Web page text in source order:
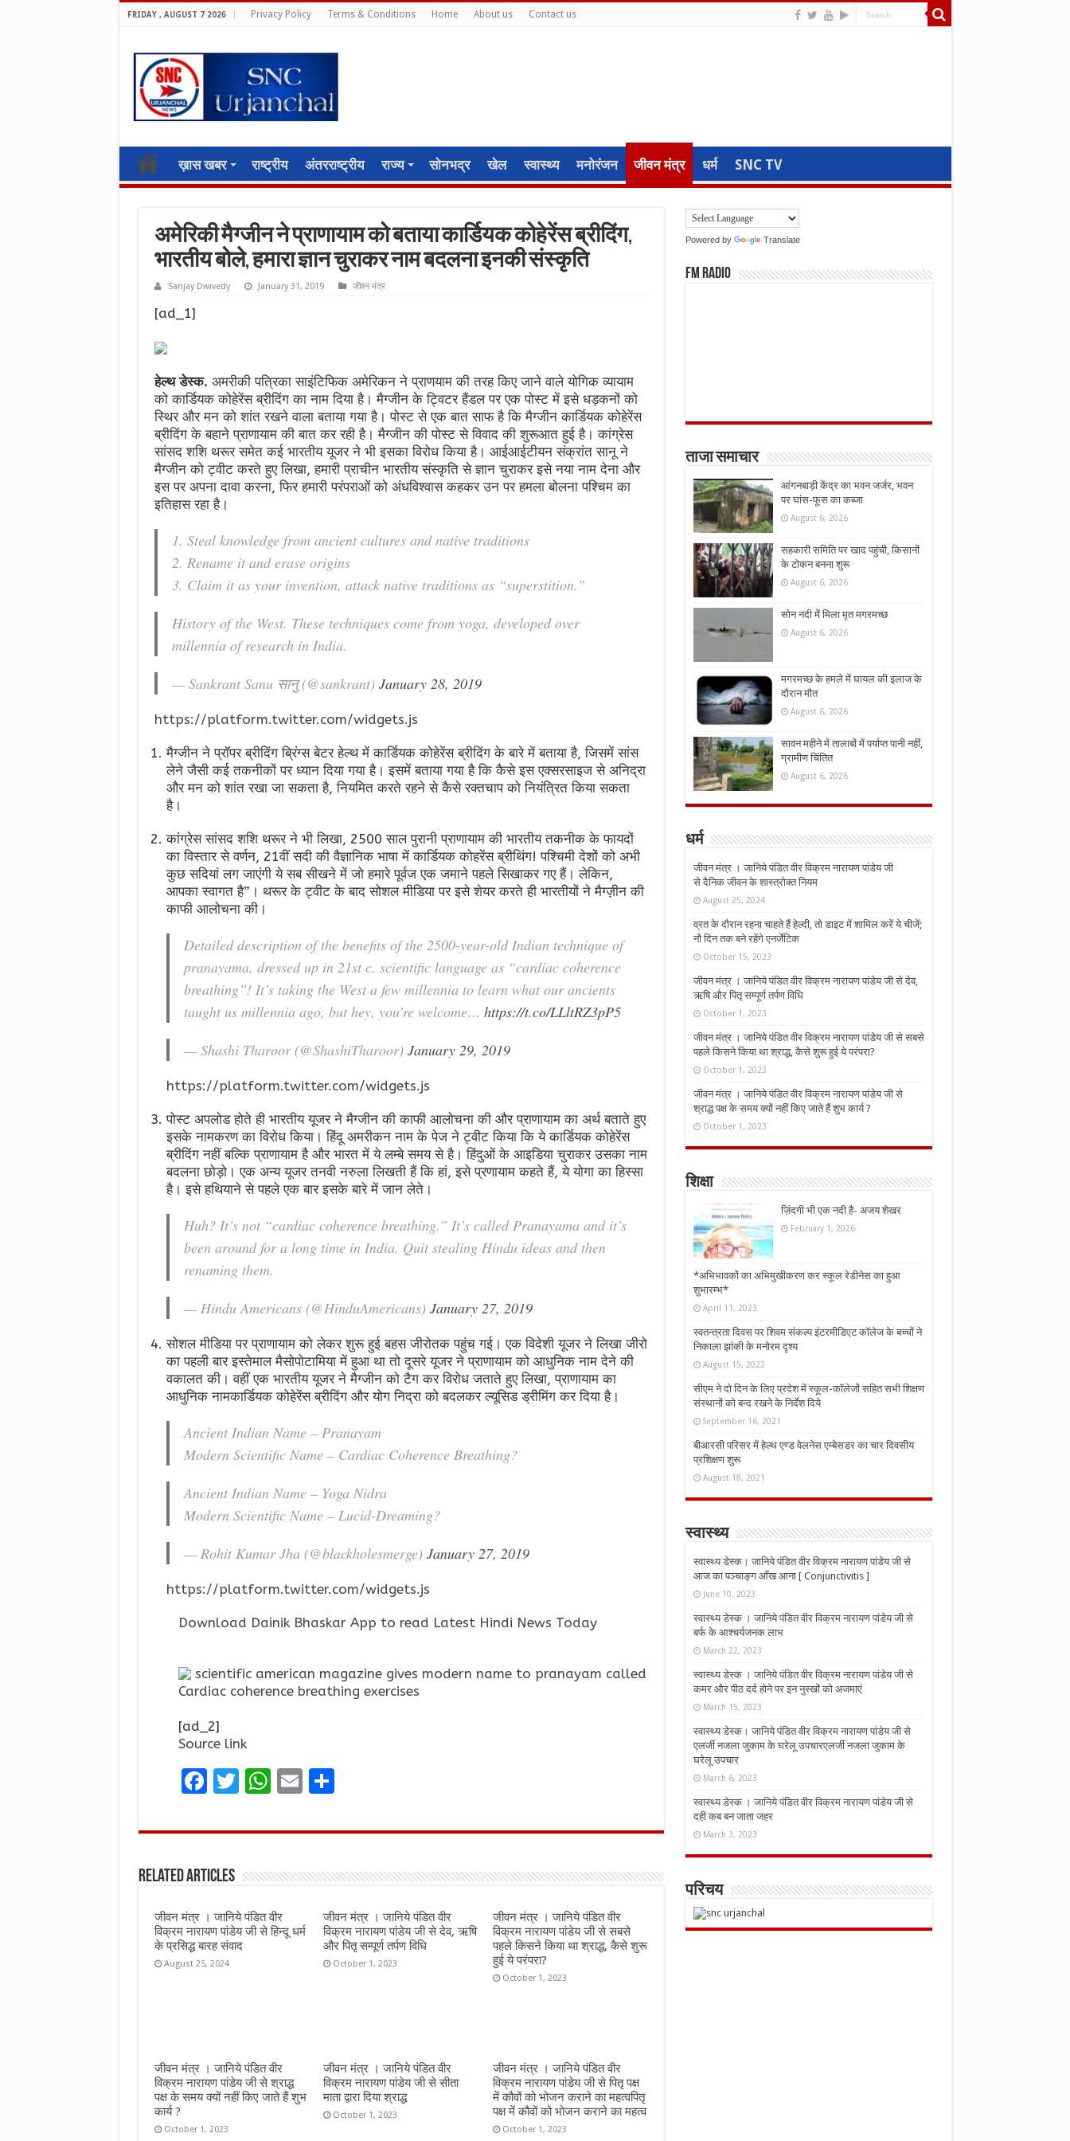
FRIDAY , AUGUST 7 2026 Privacy Policy Terms & Conditions Home About us Contact us
ख़ास खबर राष्ट्रीय अंतरराष्ट्रीय राज्य सोनभद्र खेल स्वास्थ्य मनोरंजन जीवन मंत्र धर्म SNC TV
अमेरिकी मैग्जीन ने प्राणायाम को बताया कार्डियक कोहेरेंस ब्रीदिंग,
भारतीय बोले, हमारा ज्ञान चुराकर नाम बदलना इनकी संस्कृति
Sanjay Dwivedy January 31, 2019 जीवन मंत्र
[ad_1]
हेल्थ डेस्क. अमरीकी पत्रिका साइंटिफिक अमेरिकन ने प्राणयाम की तरह किए जाने वाले योगिक व्यायाम
को कार्डियक कोहेरेंस ब्रीदिंग का नाम दिया है। मैग्जीन के ट्विटर हैंडल पर एक पोस्ट में इसे धड़कनों को
स्थिर और मन को शांत रखने वाला बताया गया है। पोस्ट से एक बात साफ है कि मैग्जीन कार्डियक कोहेरेंस
ब्रीदिंग के बहाने प्राणायाम की बात कर रही है। मैग्जीन की पोस्ट से विवाद की शुरूआत हुई है। कांग्रेस
सांसद शशि थरूर समेत कई भारतीय यूजर ने भी इसका विरोध किया है। आईआईटीयन संक्रांत सानू ने
मैग्जीन को ट्वीट करते हुए लिखा, हमारी प्राचीन भारतीय संस्कृति से ज्ञान चुराकर इसे नया नाम देना और
इस पर अपना दावा करना, फिर हमारी परंपराओं को अंधविश्वास कहकर उन पर हमला बोलना पश्चिम का
इतिहास रहा है।
1. Steal knowledge from ancient cultures and native traditions
2. Rename it and erase origins
3. Claim it as your invention, attack native traditions as “superstition.”
History of the West. These techniques come from yoga, developed over
millennia of research in India.
— Sankrant Sanu सानु (@sankrant) January 28, 2019
https://platform.twitter.com/widgets.js
मैग्जीन ने प्रॉपर ब्रीदिंग ब्रिंग्स बेटर हेल्थ में कार्डियक कोहेरेंस ब्रीदिंग के बारे में बताया है, जिसमें सांस
लेने जैसी कई तकनीकों पर ध्यान दिया गया है। इसमें बताया गया है कि कैसे इस एक्सरसाइज से अनिद्रा
और मन को शांत रखा जा सकता है, नियमित करते रहने से कैसे रक्तचाप को नियंत्रित किया सकता
है।
कांग्रेस सांसद शशि थरूर ने भी लिखा, 2500 साल पुरानी प्राणायाम की भारतीय तकनीक के फायदों
का विस्तार से वर्णन, 21वीं सदी की वैज्ञानिक भाषा में कार्डियक कोहरेंस ब्रीथिंग! पश्चिमी देशों को अभी
कुछ सदियां लग जाएंगी ये सब सीखने में जो हमारे पूर्वज एक जमाने पहले सिखाकर गए हैं। लेकिन,
आपका स्वागत है”। थरूर के ट्वीट के बाद सोशल मीडिया पर इसे शेयर करते ही भारतीयों ने मैग्ज़ीन की
काफी आलोचना की।
Detailed description of the benefits of the 2500-year-old Indian technique of
pranayama, dressed up in 21st c. scientific language as “cardiac coherence
breathing”! It’s taking the West a few millennia to learn what our ancients
taught us millennia ago, but hey, you’re welcome… https://t.co/LLltRZ3pP5
— Shashi Tharoor (@ShashiTharoor) January 29, 2019
https://platform.twitter.com/widgets.js
पोस्ट अपलोड होते ही भारतीय यूजर ने मैग्जीन की काफी आलोचना की और प्राणायाम का अर्थ बताते हुए
इसके नामकरण का विरोध किया। हिंदू अमरीकन नाम के पेज ने ट्वीट किया कि ये कार्डियक कोहेरेंस
ब्रीदिंग नहीं बल्कि प्राणायाम है और भारत में ये लम्बे समय से है। हिंदुओं के आइडिया चुराकर उसका नाम
बदलना छोड़ो। एक अन्य यूजर तनवी नरुला लिखती हैं कि हां, इसे प्रणायाम कहते हैं, ये योगा का हिस्सा
है। इसे हथियाने से पहले एक बार इसके बारे में जान लेते।
Huh? It’s not “cardiac coherence breathing.” It’s called Pranayama and it’s
been around for a long time in India. Quit stealing Hindu ideas and then
renaming them.
— Hindu Americans (@HinduAmericans) January 27, 2019
सोशल मीडिया पर प्राणायाम को लेकर शुरू हुई बहस जीरोतक पहुंच गई। एक विदेशी यूजर ने लिखा जीरो
का पहली बार इस्तेमाल मैसोपोटामिया में हुआ था तो दूसरे यूजर ने प्राणायाम को आधुनिक नाम देने की
वकालत की। वहीं एक भारतीय यूजर ने मैग्जीन को टैग कर विरोध जताते हुए लिखा, प्राणायाम का
आधुनिक नामकार्डियक कोहेरेंस ब्रीदिंग और योग निद्रा को बदलकर ल्यूसिड ड्रीमिंग कर दिया है।
Ancient Indian Name – Pranayam
Modern Scientific Name – Cardiac Coherence Breathing?
Ancient Indian Name – Yoga Nidra
Modern Scientific Name – Lucid-Dreaming?
— Rohit Kumar Jha (@blackholesmerge) January 27, 2019
https://platform.twitter.com/widgets.js
Download Dainik Bhaskar App to read Latest Hindi News Today
scientific american magazine gives modern name to pranayam called
Cardiac coherence breathing exercises
[ad_2]
Source link
F
ce
o
o
k
T
it
r
W
at
A
p
p
E
ai
S
ar
Related Articles
जीवन मंत्र । जानिये पंडित वीर
विक्रम नारायण पांडेय जी से हिन्दू धर्म
के प्रसिद्ध बारह संवाद
August 25, 2024
जीवन मंत्र । जानिये पंडित वीर
विक्रम नारायण पांडेय जी से देव, ऋषि
और पितृ सम्पूर्ण तर्पण विधि
October 1, 2023
जीवन मंत्र । जानिये पंडित वीर
विक्रम नारायण पांडेय जी से सबसे
पहले किसने किया था श्राद्ध, कैसे शुरू
हुई ये परंपरा?
October 1, 2023
जीवन मंत्र । जानिये पंडित वीर
विक्रम नारायण पांडेय जी से श्राद्ध
पक्ष के समय क्यों नहीं किए जाते हैं शुभ
कार्य ?
October 1, 2023
जीवन मंत्र । जानिये पंडित वीर
विक्रम नारायण पांडेय जी से सीता
माता द्वारा दिया श्राद्ध
October 1, 2023
जीवन मंत्र । जानिये पंडित वीर
विक्रम नारायण पांडेय जी से पितृ पक्ष
में कौवों को भोजन कराने का महत्वपितृ
पक्ष में कौवों को भोजन कराने का महत्व
October 1, 2023
Powered by Translate
FM Radio
ताजा समाचार
आंगनबाड़ी केंद्र का भवन जर्जर, भवन
पर घांस-फूस का कब्जा
August 6, 2026
सहकारी समिति पर खाद पहुंची, किसानों
के टोकन बनना शुरू
August 6, 2026
सोन नदी में मिला मृत मगरमच्छ
August 6, 2026
मगरमच्छ के हमले में घायल की इलाज के
दौरान मौत
August 6, 2026
सावन महीने में तालाबों में पर्याप्त पानी नहीं,
ग्रामीण चिंतित
August 6, 2026
धर्म
जीवन मंत्र । जानिये पंडित वीर विक्रम नारायण पांडेय जी
से दैनिक जीवन के शास्त्रोक्त नियम
August 25, 2024
व्रत के दौरान रहना चाहते हैं हेल्दी, तो डाइट में शामिल करें ये चीजें;
नौ दिन तक बने रहेंगे एनर्जेटिक
October 15, 2023
जीवन मंत्र । जानिये पंडित वीर विक्रम नारायण पांडेय जी से देव,
ऋषि और पितृ सम्पूर्ण तर्पण विधि
October 1, 2023
जीवन मंत्र । जानिये पंडित वीर विक्रम नारायण पांडेय जी से सबसे
पहले किसने किया था श्राद्ध, कैसे शुरू हुई ये परंपरा?
October 1, 2023
जीवन मंत्र । जानिये पंडित वीर विक्रम नारायण पांडेय जी से
श्राद्ध पक्ष के समय क्यों नहीं किए जाते हैं शुभ कार्य ?
October 1, 2023
शिक्षा
ज़िंदगी भी एक नदी है- अजय शेखर
February 1, 2026
*अभिभावकों का अभिमुखीकरण कर स्कूल रेडीनेस का हुआ
शुभारम्भ*
April 11, 2023
स्वतन्त्रता दिवस पर शिवम संकल्प इंटरमीडिएट कॉलेज के बच्चों ने
निकाला झांकी के मनोरम दृश्य
August 15, 2022
सीएम ने दो दिन के लिए प्रदेश में स्कूल-कॉलेजों सहित सभी शिक्षण
संस्थानों को बन्द रखने के निर्देश दिये
September 16, 2021
बीआरसी परिसर में हेल्थ एण्ड वेलनेस एम्बेसडर का चार दिवसीय
प्रशिक्षण शुरू
August 18, 2021
स्वास्थ्य
स्वास्थ्य डेस्क। जानिये पंडित वीर विक्रम नारायण पांडेय जी से
आज का पञ्चाङ्ग आँख आना [ Conjunctivitis ]
June 10, 2023
स्वास्थ्य डेस्क । जानिये पंडित वीर विक्रम नारायण पांडेय जी से
बर्फ के आश्चर्यजनक लाभ
March 22, 2023
स्वास्थ्य डेस्क । जानिये पंडित वीर विक्रम नारायण पांडेय जी से
कमर और पीठ दर्द होने पर इन नुस्‍खों को अजमाएं
March 15, 2023
स्वास्थ्य डेस्क। जानिये पंडित वीर विक्रम नारायण पांडेय जी से
एलर्जी नजला जुकाम के घरेलू उपचारएलर्जी नजला जुकाम के
घरेलू उपचार
March 6, 2023
स्वास्थ्य डेस्क । जानिये पंडित वीर विक्रम नारायण पांडेय जी से
दही कब बन जाता जहर
March 3, 2023
परिचय